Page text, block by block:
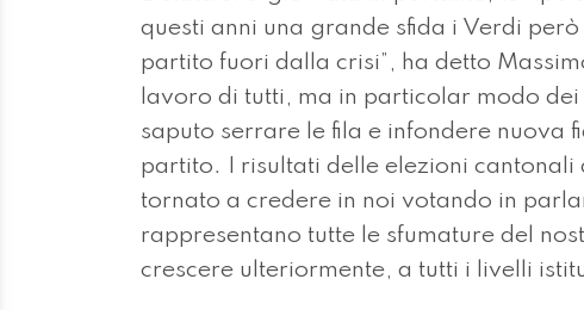
questi anni una grande sfida i Verdi
partito fuori dalla crisi”, ha detto
lavoro di tutti, ma in particolar modo
saputo serrare le fila e infondere nuova
partito. I risultati delle elezioni cantonali
tornato a credere in noi votando in
rappresentano tutte le sfumature del
crescere ulteriormente, a tutti i livelli